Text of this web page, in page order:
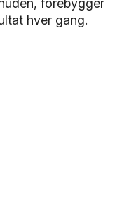
forebygger
hver gang.